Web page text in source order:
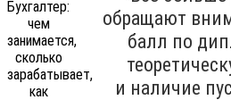
обращают
балл по
и наличие